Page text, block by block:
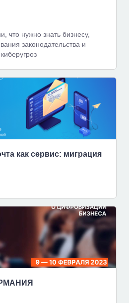
что нужно знать бизнесу,
законодательства и
как сервис: миграция